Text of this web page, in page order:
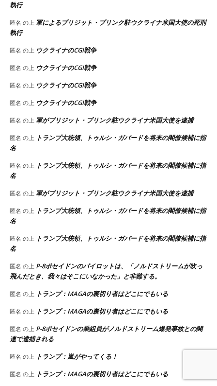
執行
匿名 の上 軍によるブリジット・ブリンク駐ウクライナ米国大使の死刑
執行
匿名 の上 ウクライナのCGI戦争
匿名 の上 ウクライナのCGI戦争
匿名 の上 ウクライナのCGI戦争
匿名 の上 ウクライナのCGI戦争
匿名 の上 軍がブリジット・ブリンク駐ウクライナ米国大使を逮捕
匿名 の上 トランプ大統領、トゥルシ・ガバードを将来の閣僚候補に指
名
匿名 の上 トランプ大統領、トゥルシ・ガバードを将来の閣僚候補に指
名
匿名 の上 軍がブリジット・ブリンク駐ウクライナ米国大使を逮捕
匿名 の上 トランプ大統領、トゥルシ・ガバードを将来の閣僚候補に指
名
匿名 の上 トランプ大統領、トゥルシ・ガバードを将来の閣僚候補に指
名
匿名 の上 P-8ポセイドンのパイロットは、「ノルドストリームが吹っ
飛んだとき、我々はそこにいなかった」と非難する。
匿名 の上 トランプ：MAGAの裏切り者はどこにでもいる
匿名 の上 トランプ：MAGAの裏切り者はどこにでもいる
匿名 の上 P-8ポセイドンの乗組員がノルドストリーム爆発事故との関
連で逮捕される
匿名 の上 トランプ：嵐がやってくる！
匿名 の上 トランプ：MAGAの裏切り者はどこにでもいる